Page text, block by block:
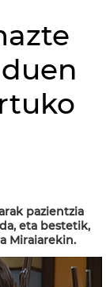
pazientzia
eta bestetik,
Miraiarekin.